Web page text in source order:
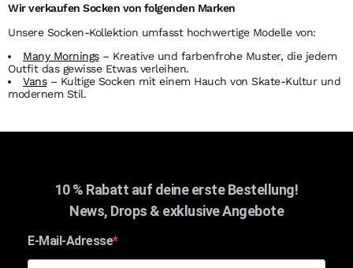
Wir verkaufen Socken von folgenden Marken
Unsere Socken-Kollektion umfasst hochwertige Modelle von:
Many Mornings– Kreative und farbenfrohe Muster, die jedem
Outfit das gewisse Etwas verleihen.
Vans– Kultige Socken mit einem Hauch von Skate-Kultur und
modernem Stil.
10 % Rabatt auf deine erste Bestellung!
News, Drops & exklusive Angebote
E-Mail-Adresse